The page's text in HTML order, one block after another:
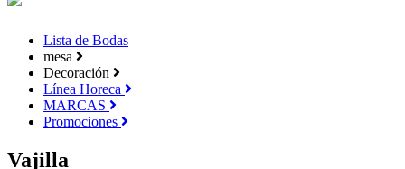
Lista de Bodas
mesa
Decoración
Línea Horeca
MARCAS
Promociones
Vajilla